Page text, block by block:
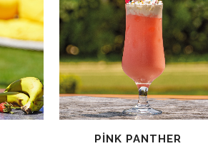
PINK PANTHER